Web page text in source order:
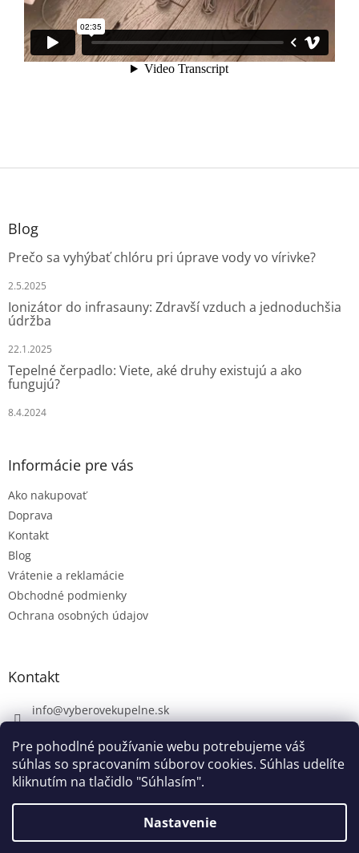
Pre pohodlné používanie webu potrebujeme váš
súhlas so spracovaním súborov cookies. Súhlas udelíte
kliknutím na tlačidlo "Súhlasím".
Nastavenie
Z
Blog
Prečo sa vyhýbať chlóru pri úprave vody vo vírivke?
2.5.2025
Ionizátor do infrasauny: Zdravší vzduch a jednoduchšia
údržba
22.1.2025
Tepelné čerpadlo: Viete, aké druhy existujú a ako
fungujú?
8.4.2024
Informácie pre vás
Ako nakupovať
Doprava
Kontakt
Blog
Vrátenie a reklamácie
Obchodné podmienky
Ochrana osobných údajov
Kontakt
info@vyberovekupelne.sk
https://www.facebook.com/vyberovekoupelny/
Vytvoril Shoptet